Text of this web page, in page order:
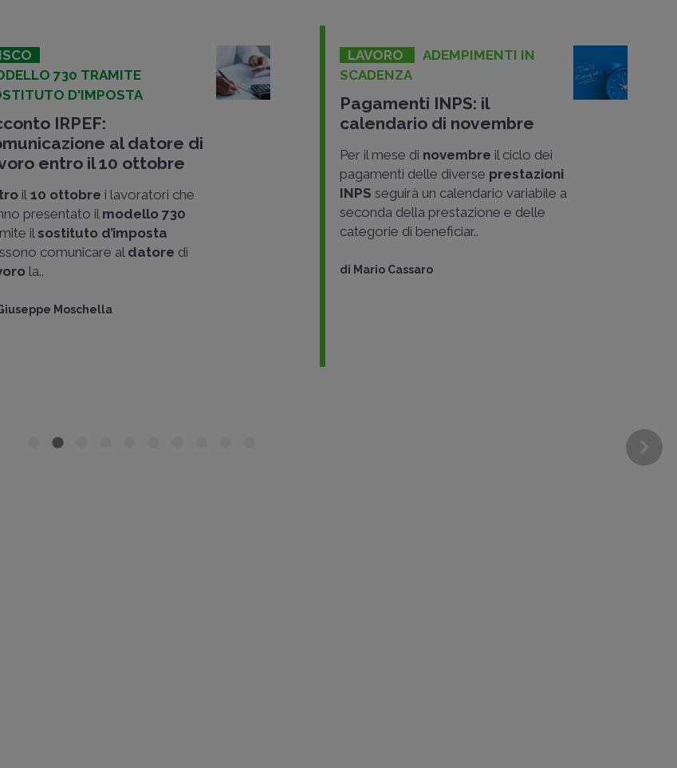
730 TRAMITE
D'IMPOSTA
IRPEF:
al datore di
entro il 10 ottobre
il 10 ottobre i lavoratori che
presentato il modello 730
il sostituto d’imposta
comunicare al datore di
la..
Moschella
LAVORO
ADEMPIMENTI IN
SCADENZA
Pagamenti INPS: il
calendario di novembre
Per il mese di novembre il ciclo dei
pagamenti delle diverse prestazioni
INPS seguirà un calendario variabile a
seconda della prestazione e delle
categorie di beneficiar..
di Mario Cassaro